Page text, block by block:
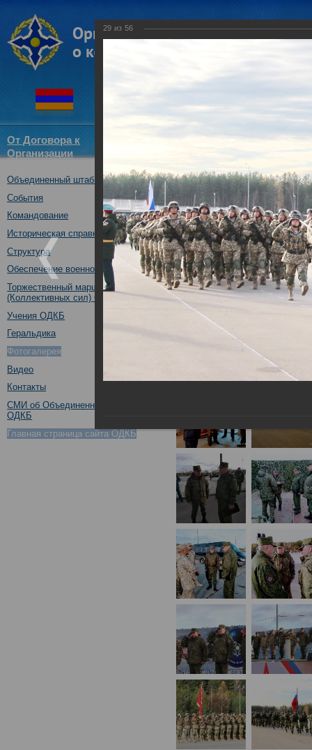
От Договора к
Организации
Структура
Объединенный штаб ОДКБ
События
Командование
Историческая справка
Структура
Обеспечение военной безопасности
Торжественный марш Войск
(Коллективных сил) ОДКБ
Учения ОДКБ
Геральдика
Фотогалерея
Видео
Контакты
СМИ об Объединенном штабе
ОДКБ
Главная страница сайта ОДКБ
совместное учение с КСОР
"Мулино", Нижегородская
16.10.2019
29 из 56